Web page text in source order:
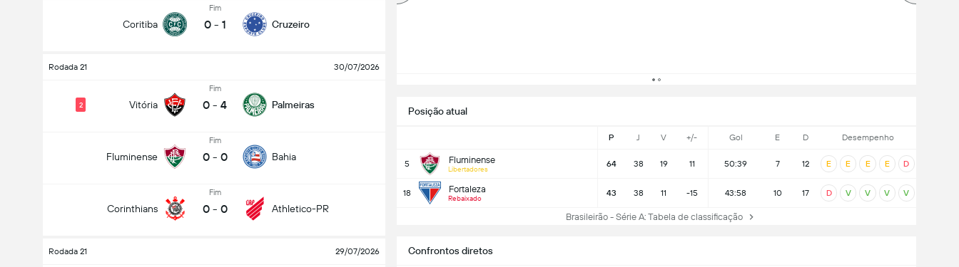
Coritiba
Fim
0 - 1 Cruzeiro
Rodada 21 30/07/2026
Vitória
2
Fim
0 - 4 Palmeiras
Fluminense
Fim
0 - 0 Bahia
Corinthians
Fim
0 - 0 Athletico-PR
Rodada 21 29/07/2026
Posição atual
P J V +/- Gol E D Desempenho
5 Fluminense
Libertadores
64 38 19 11 50:39 7 12 E E E E D
18 Fortaleza
Rebaixado
43 38 11 -15 43:58 10 17 D V V V V
Brasileirão - Série A: Tabela de classificação
Confrontos diretos